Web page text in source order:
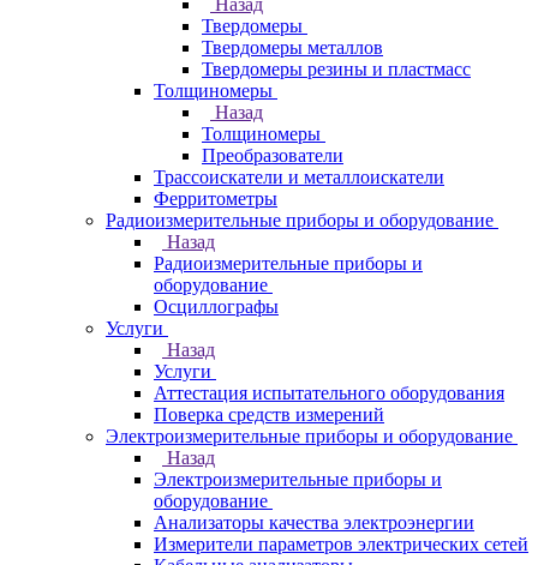
Назад
Твердомеры
Твердомеры металлов
Твердомеры резины и пластмасс
Толщиномеры
Назад
Толщиномеры
Преобразователи
Трассоискатели и металлоискатели
Ферритометры
Радиоизмерительные приборы и оборудование
Назад
Радиоизмерительные приборы и
оборудование
Осциллографы
Услуги
Назад
Услуги
Аттестация испытательного оборудования
Поверка средств измерений
Электроизмерительные приборы и оборудование
Назад
Электроизмерительные приборы и
оборудование
Анализаторы качества электроэнергии
Измерители параметров электрических сетей